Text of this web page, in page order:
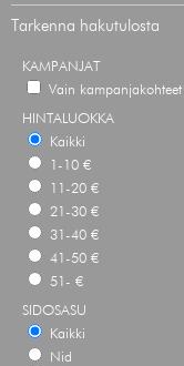
Tarkenna hakutulosta
KAMPANJAT
Vain kampanjakohteet
HINTALUOKKA
Kaikki
1-10 €
11-20 €
21-30 €
31-40 €
41-50 €
51- €
SIDOSASU
Kaikki
Nid